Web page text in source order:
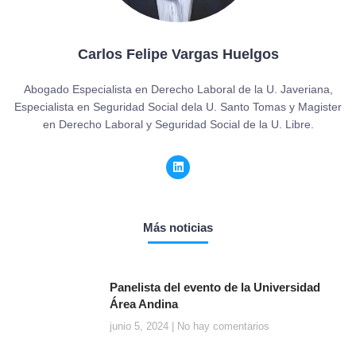
Carlos Felipe Vargas Huelgos
Abogado Especialista en Derecho Laboral de la U. Javeriana,
Especialista en Seguridad Social dela U. Santo Tomas y Magister
en Derecho Laboral y Seguridad Social de la U. Libre.
Más noticias
Panelista del evento de la Universidad
Área Andina
junio 5, 2024 No hay comentarios